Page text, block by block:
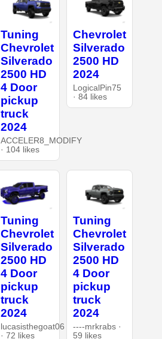
Tuning
Chevrolet
Silverado
2500 HD
4 Door
pickup
truck
2024
ACCELER8_MODIFY
· 104 likes
Chevrolet
Silverado
2500 HD
2024
LogicalPin75
· 84 likes
Tuning
Chevrolet
Silverado
2500 HD
4 Door
pickup
truck
2024
lucasisthegoat06
· 72 likes
Tuning
Chevrolet
Silverado
2500 HD
4 Door
pickup
truck
2024
----mrkrabs ·
59 likes